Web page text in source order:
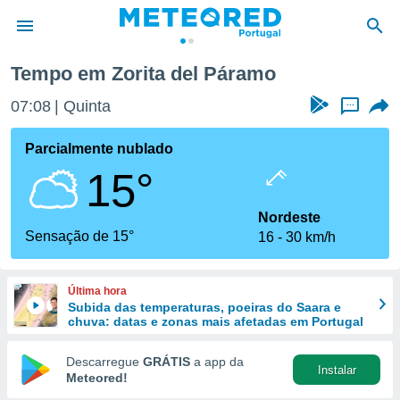
da
foi
fornecidas
a este
das
e
forma
digital
Tempo em Zorita del Páramo
07:08 Quinta ...
Parcialmente nublado
15°
Sensação de 15°
Nordeste
16
30 km/h
Última hora
Subida das temperaturas, poeiras do Saara e
chuva: datas e zonas mais afetadas em Portugal
Descarregue GRÁTIS a app da
Meteored!
Instalar